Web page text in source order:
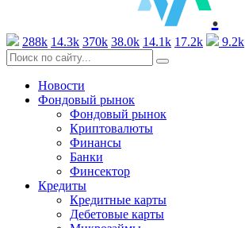
.
288k 14.3k 370k 38.0k 14.1k 17.2k 9.2k
Новости
Фондовый рынок
Фондовый рынок
Криптовалюты
Финансы
Банки
Финсектор
Кредиты
Кредитные карты
Дебетовые карты